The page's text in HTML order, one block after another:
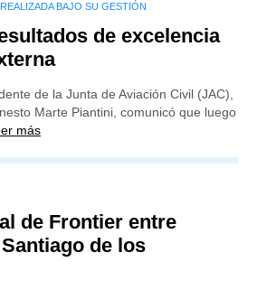
BAJO SU GESTIÓN
de excelencia
de la Junta de Aviación Civil (JAC),
Marte Piantini, comunicó que luego
más
de Frontier entre
de los